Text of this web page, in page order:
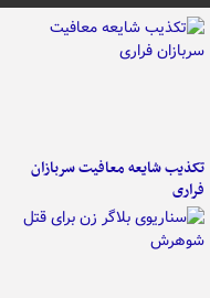
تکذیب شایعه معافیت سربازان
فراری